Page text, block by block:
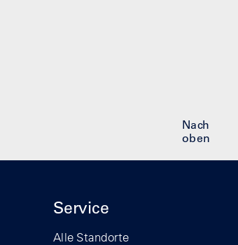
Nach
oben
Service
Alle Standorte